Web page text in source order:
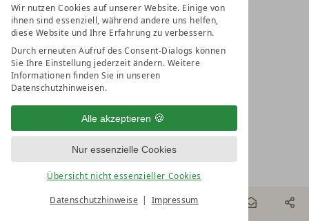
Wir nutzen Cookies auf unserer Website. Einige von
ihnen sind essenziell, während andere uns helfen,
diese Website und Ihre Erfahrung zu verbessern.
Durch erneuten Aufruf des Consent-Dialogs können
Sie Ihre Einstellung jederzeit ändern. Weitere
Informationen finden Sie in unseren
Datenschutzhinweisen.
Alle akzeptieren
Nur essenzielle Cookies
Übersicht nicht essenzieller Cookies
Datenschutzhinweise Impressum
BUCHEN& MEHR
etwa 1.100 m im Berginneren – entsteht ein
Mikroklima, das sich besonders positiv bei
Personen mit Atemwegsproblemen (Asthma,
Pollenallergie, Atemprobleme) auswirkt.
Wissenschaftliche Messungen belegen die
besondere Qualität der Luft.